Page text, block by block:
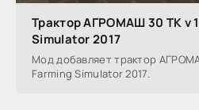
Трактор АГРОМАШ 30 ТК v
Simulator 2017
Мод добавляет трактор
Farming Simulator 2017.